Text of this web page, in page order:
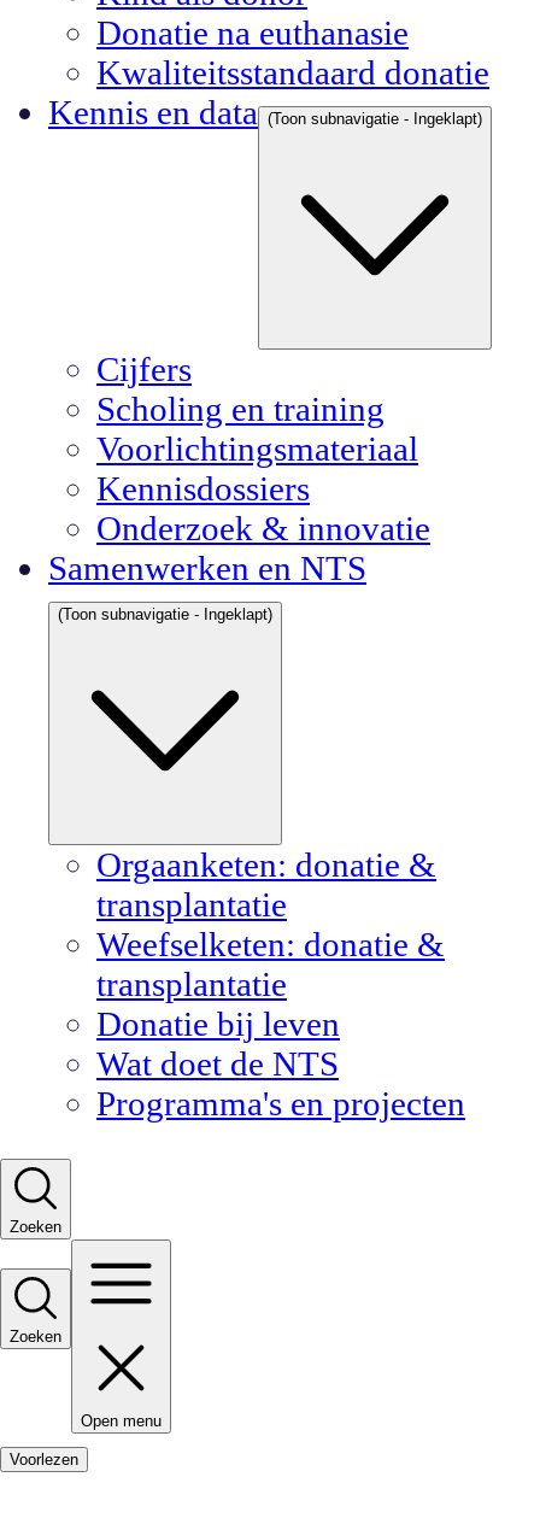
Donatie na euthanasie
Kwaliteitsstandaard donatie
Kennis en data
(Toon subnavigatie - Ingeklapt)
Cijfers
Scholing en training
Voorlichtingsmateriaal
Kennisdossiers
Onderzoek & innovatie
Samenwerken en NTS
(Toon subnavigatie - Ingeklapt)
Orgaanketen: donatie &
transplantatie
Weefselketen: donatie &
transplantatie
Donatie bij leven
Wat doet de NTS
Programma's en projecten
Zoeken
Zoeken
Open menu
Voorlezen